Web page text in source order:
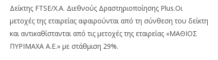
Δείκτης FTSE/Χ.Α. Διεθνούς Δραστηριοποίησης Plus.Οι
μετοχές της εταιρείας αφαιρούνται από τη σύνθεση του δείκτη
και αντικαθίστανται από τις μετοχές της εταιρείας «ΜΑΘΙΟΣ
ΠΥΡΙΜΑΧΑ Α.Ε.» με στάθμιση 29%.